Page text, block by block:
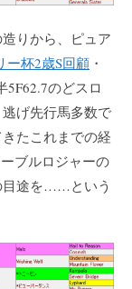
りから、ピュア
ー杯2歳S回顧 ・
5F62.7のどスロ
げ先行馬多数で
たこれまでの経
ブルロジャーの
目途を……という